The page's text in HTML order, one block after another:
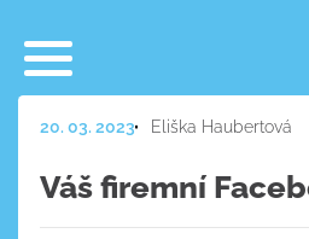
20. 03. 2023 Eliška Haubertová
Váš firemní